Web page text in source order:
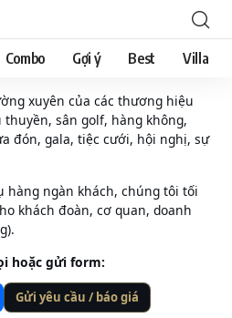
Combo Gợi ý Best Villa
xuyên của các thương hiệu
sân golf, hàng không,
đón, gala, tiệc cưới, hội nghị, sự
hàng ngàn khách, chúng tôi tối
khách đoàn, cơ quan, doanh
hoặc gửi form:
Gửi yêu cầu / báo giá